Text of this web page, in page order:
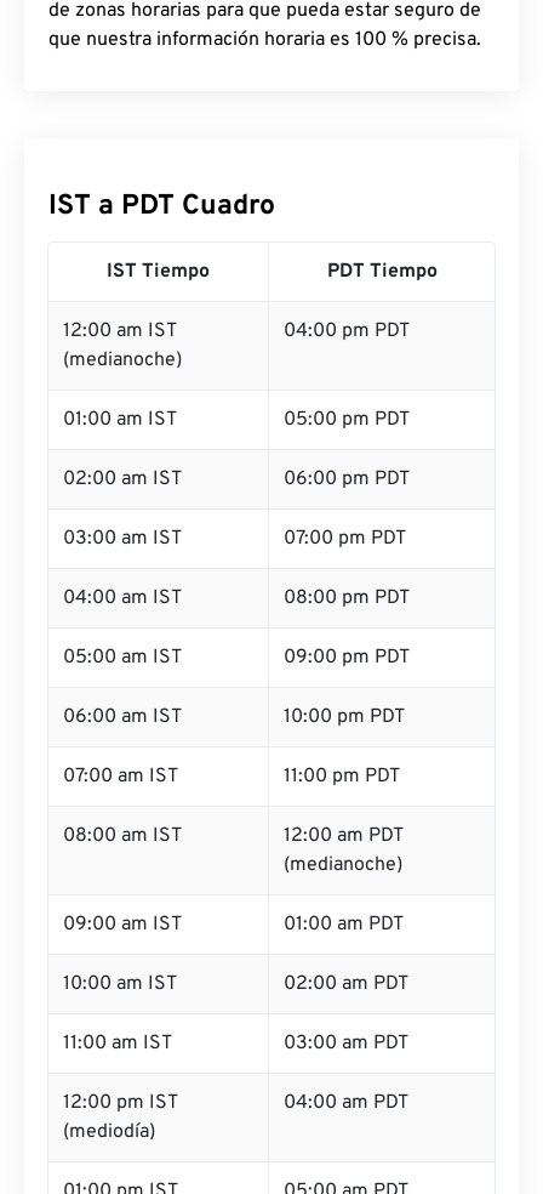
de zonas horarias para que pueda estar seguro de
que nuestra información horaria es 100 % precisa.
IST a PDT Cuadro
IST Tiempo PDT Tiempo
12:00 am IST
(medianoche)
04:00 pm PDT
01:00 am IST 05:00 pm PDT
02:00 am IST 06:00 pm PDT
03:00 am IST 07:00 pm PDT
04:00 am IST 08:00 pm PDT
05:00 am IST 09:00 pm PDT
06:00 am IST 10:00 pm PDT
07:00 am IST 11:00 pm PDT
08:00 am IST
12:00 am PDT
(medianoche)
09:00 am IST 01:00 am PDT
10:00 am IST 02:00 am PDT
11:00 am IST 03:00 am PDT
12:00 pm IST
(mediodía)
04:00 am PDT